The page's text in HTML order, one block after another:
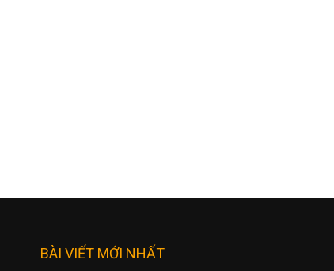
BÀI VIẾT MỚI NHẤT